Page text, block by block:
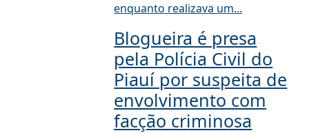
enquanto realizava um...
Blogueira é presa
pela Polícia Civil do
Piauí por suspeita de
envolvimento com
facção criminosa